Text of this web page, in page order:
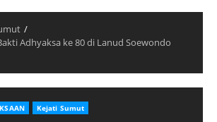
Adhyaksa ke 80 di Lanud Soewondo
Kejati Sumut